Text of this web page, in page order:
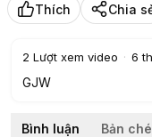
Thích Chia
2 Lượt xem video · 6
GJW
Bình luận Bản